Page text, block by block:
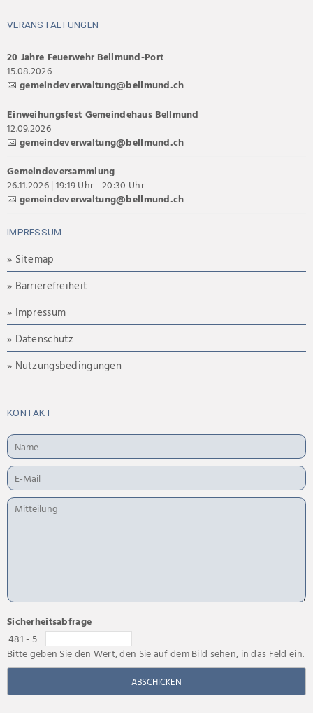
VERANSTALTUNGEN
20 Jahre Feuerwehr Bellmund-Port
15.08.2026
gemeindeverwaltung@bellmund.ch
Einweihungsfest Gemeindehaus Bellmund
12.09.2026
gemeindeverwaltung@bellmund.ch
Gemeindeversammlung
26.11.2026 | 19:19 Uhr - 20:30 Uhr
gemeindeverwaltung@bellmund.ch
IMPRESSUM
» Sitemap
» Barrierefreiheit
» Impressum
» Datenschutz
» Nutzungsbedingungen
KONTAKT
Sicherheitsabfrage
481 - 5
Bitte geben Sie den Wert, den Sie auf dem Bild sehen, in das Feld ein.
ABSCHICKEN